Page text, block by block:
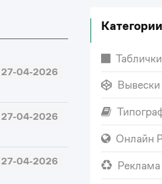
27-04-2026
27-04-2026
27-04-2026
Категории
Таблички
Вывески
Онлайн